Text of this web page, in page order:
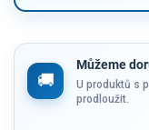
Můžeme
U produktů s
prodloužit.